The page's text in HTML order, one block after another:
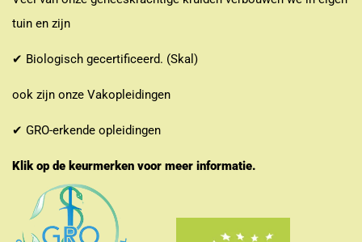
tuin en zijn
✔ Biologisch gecertificeerd. (Skal)
ook zijn onze Vakopleidingen
✔ GRO-erkende opleidingen
Klik op de keurmerken voor meer informatie.